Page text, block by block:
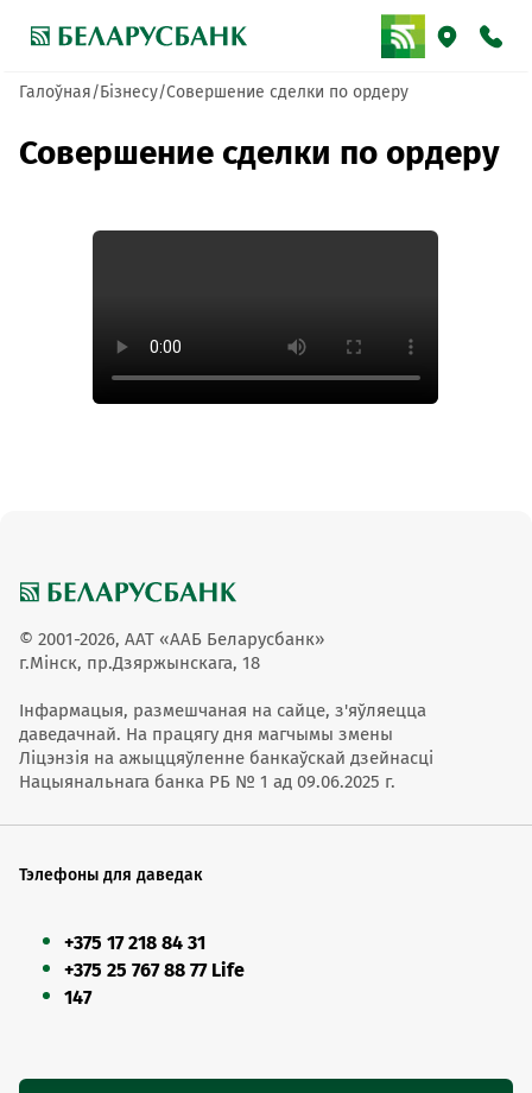
Галоўная Бізнесу Совершение сделки по ордеру
Совершение сделки по ордеру
© 2001-2026, ААТ «ААБ Беларусбанк»
г.Мінск, пр.Дзяржынскага, 18
Інфармацыя, размешчаная на сайце, з'яўляецца
даведачнай. На працягу дня магчымы змены
Ліцэнзія на ажыццяўленне банкаўскай дзейнасці
Нацыянальнага банка РБ № 1 ад 09.06.2025 г.
Тэлефоны для даведак
+375 17 218 84 31
+375 25 767 88 77 Life
147